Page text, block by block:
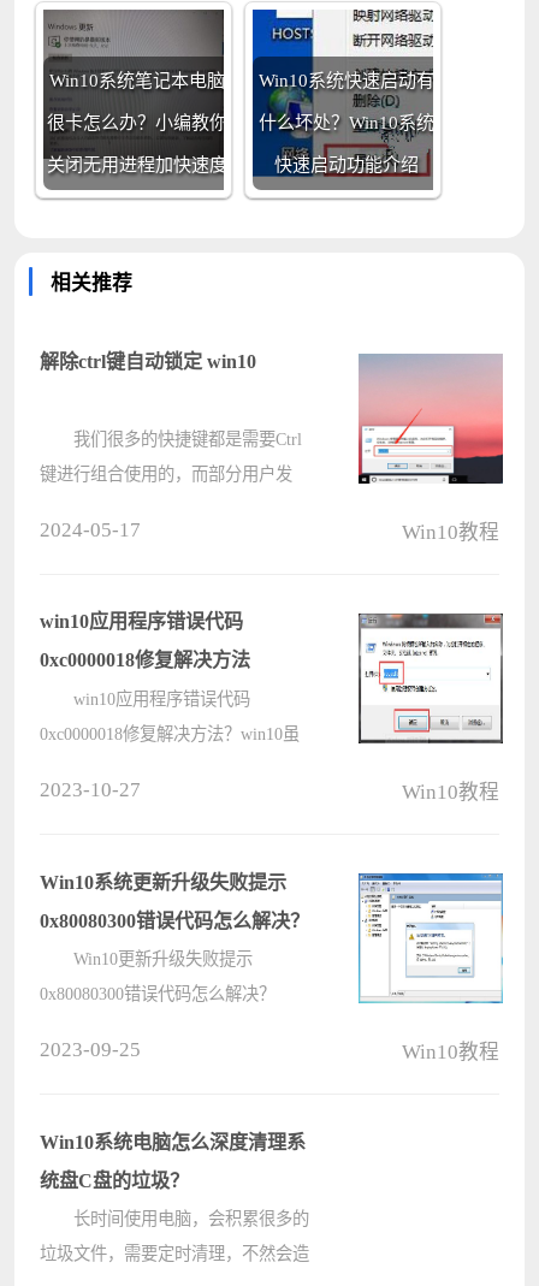
Win10系统笔记本电脑
很卡怎么办？小编教你
关闭无用进程加快速度
Win10系统快速启动有
什么坏处？Win10系统
快速启动功能介绍
相关推荐
解除ctrl键自动锁定 win10
我们很多的快捷键都是需要Ctrl
键进行组合使用的，而部分用户发
何解决呢，本期的win10教程就来和
2024-05-17 Win10教程
win10应用程序错误代码
0xc0000018修复解决方法
win10应用程序错误代码
0xc0000018修复解决方法？win10虽
这个问题要怎么解决呢？ Win10
程序无法正????
2023-10-27 Win10教程
Win10系统更新升级失败提示
0x80080300错误代码怎么解决？
Win10更新升级失败提示
0x80080300错误代码怎么解决？
更新失败后会提示0x80080300的错误
代码，要怎么解????
2023-09-25 Win10教程
Win10系统电脑怎么深度清理系
统盘C盘的垃圾？
长时间使用电脑，会积累很多的
垃圾文件，需要定时清理，不然会造